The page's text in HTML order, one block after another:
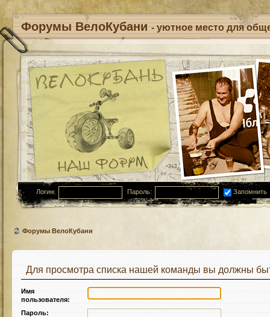
Форумы ВелоКубани - уютное место для
Логин: Пароль: Запомнить
Форумы ВелоКубани
Для просмотра списка нашей команды вы должны
Имя
пользователя:
Пароль: